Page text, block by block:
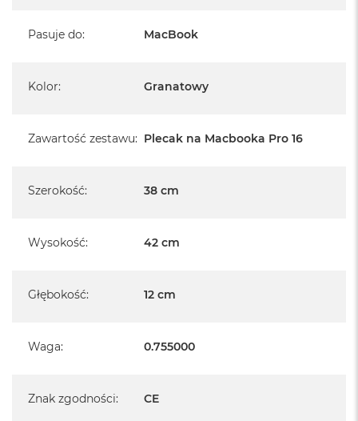
Pasuje do: MacBook
Kolor: Granatowy
Zawartość zestawu: Plecak na Macbooka Pro 16
Szerokość: 38 cm
Wysokość: 42 cm
Głębokość: 12 cm
Waga: 0.755000
Znak zgodności: CE